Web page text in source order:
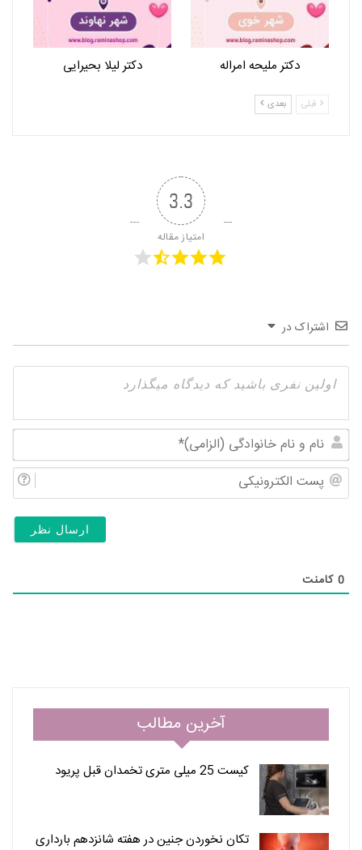
دکتر ملیحه امراله دکتر لیلا بحیرایی
قبلی بعدی
3.3
امتیاز مقاله
اشتراک در
و
0 کامنت
آخرین مطالب
کیست 25 میلی متری تخمدان قبل پریود
تکان نخوردن جنین در هفته شانزدهم بارداری